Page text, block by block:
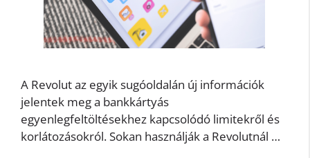
A Revolut az egyik sugóoldalán új információk
jelentek meg a bankkártyás
egyenlegfeltöltésekhez kapcsolódó limitekről és
korlátozásokról. Sokan használják a Revolutnál …